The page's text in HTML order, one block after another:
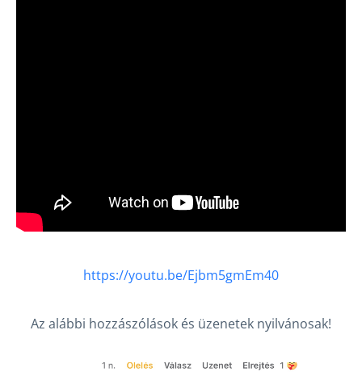
https://youtu.be/Ejbm5gmEm40
Az alábbi hozzászólások és üzenetek nyilvánosak!